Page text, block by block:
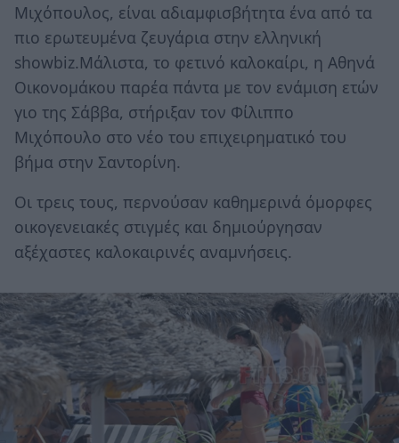
Μιχόπουλος, είναι αδιαμφισβήτητα ένα από τα
πιο ερωτευμένα ζευγάρια στην ελληνική
showbiz.Μάλιστα, το φετινό καλοκαίρι, η Αθηνά
Οικονομάκου παρέα πάντα με τον ενάμιση ετών
γιο της Σάββα, στήριξαν τον Φίλιππο
Μιχόπουλο στο νέο του επιχειρηματικό του
βήμα στην Σαντορίνη.
Οι τρεις τους, περνούσαν καθημερινά όμορφες
οικογενειακές στιγμές και δημιούργησαν
αξέχαστες καλοκαιρινές αναμνήσεις.